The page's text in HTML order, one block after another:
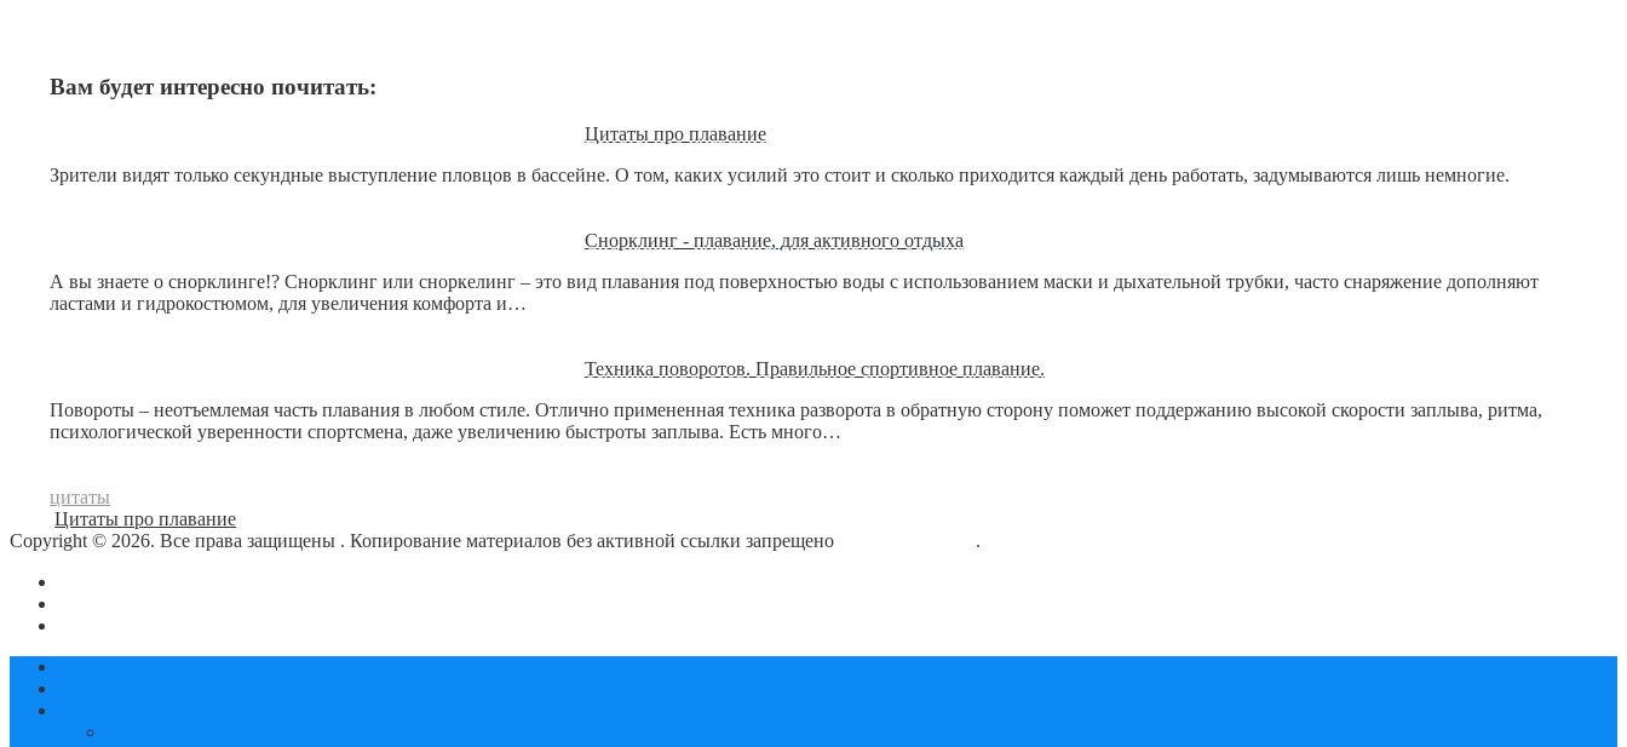
Вам будет интересно почитать:
Цитаты про плавание
Зрители видят только секундные выступление пловцов в бассейне. О том, каких усилий это стоит и сколько приходится каждый день работать, задумываются лишь немногие.
Снорклинг - плавание, для активного отдыха
А вы знаете о снорклинге!? Снорклинг или сноркелинг – это вид плавания под поверхностью воды с использованием маски и дыхательной трубки, часто снаряжение дополняют
ластами и гидрокостюмом, для увеличения комфорта и…
Техника поворотов. Правильное спортивное плавание.
Повороты – неотъемлемая часть плавания в любом стиле. Отлично примененная техника разворота в обратную сторону поможет поддержанию высокой скорости заплыва, ритма,
психологической уверенности спортсмена, даже увеличению быстроты заплыва. Есть много…
цитаты
Цитаты про плавание
Copyright © 2026. Все права защищены . Копирование материалов без активной ссылки запрещено
.